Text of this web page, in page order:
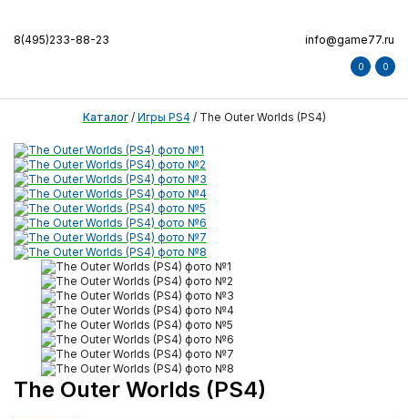
8(495)233-88-23 info@game77.ru
0 0
Каталог/ Игры PS4/ The Outer Worlds (PS4)
The Outer Worlds (PS4)